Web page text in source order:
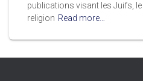
publications visant les Juifs, le
religion Read more…